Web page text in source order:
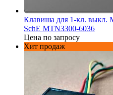
Клавиша для 1-кл. выкл.
SchE MTN3300-6036
Цена по запросу
Хит продаж